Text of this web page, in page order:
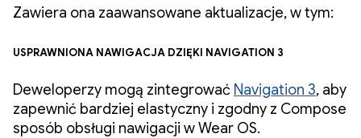
Zawiera ona zaawansowane aktualizacje, w tym:
Usprawniona nawigacja dzięki Navigation 3
Deweloperzy mogą zintegrować Navigation 3, aby
zapewnić bardziej elastyczny i zgodny z Compose
sposób obsługi nawigacji w Wear OS.